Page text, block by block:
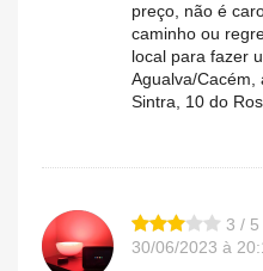
preço, não é
caminho ou
local para fazer
Agualva/Cacém,
Sintra, 10 do
3 / 5
30/06/2023 à